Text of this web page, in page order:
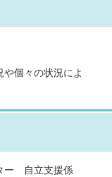
個々の状況によ
ー 自立支援係